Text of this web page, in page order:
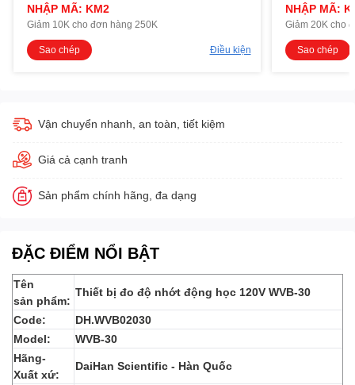
NHẬP MÃ: KM2
Giảm 10K cho đơn hàng 250K
Sao chép Điều kiện
NHẬP MÃ:
Giảm 20K cho
Sao chép
Vận chuyển nhanh, an toàn, tiết kiệm
Giá cả cạnh tranh
Sản phẩm chính hãng, đa dạng
ĐẶC ĐIỂM NỔI BẬT
Tên
sản phẩm:
Thiết bị đo độ nhớt động học 120V WVB-30
Code:
DH.WVB02030
Model:
WVB-30
Hãng-
Xuất xứ:
DaiHan Scientific - Hàn Quốc